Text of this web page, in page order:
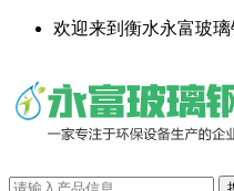
欢迎来到衡水永富玻